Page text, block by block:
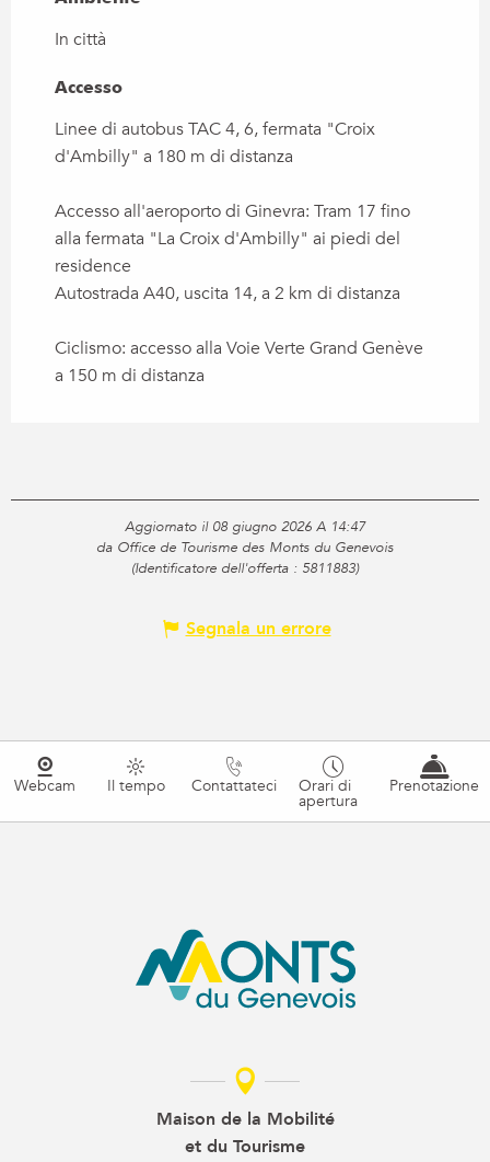
In città
Accesso
Accesso
Linee di autobus TAC 4, 6, fermata "Croix
d'Ambilly" a 180 m di distanza
Accesso all'aeroporto di Ginevra: Tram 17 fino
alla fermata "La Croix d'Ambilly" ai piedi del
residence
Autostrada A40, uscita 14, a 2 km di distanza
Ciclismo: accesso alla Voie Verte Grand Genève
a 150 m di distanza
Aggiornato il 08 giugno 2026 A 14:47
da Office de Tourisme des Monts du Genevois
(Identificatore dell'offerta : 5811883)
Segnala un errore
Webcam Il tempo Contattateci Orari di
apertura
Prenotazione
Maison de la Mobilité
et du Tourisme